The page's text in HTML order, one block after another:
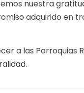
nuestra
adquirido en
a las Parroquias